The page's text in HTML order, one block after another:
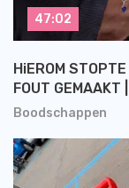
Boodschappen
HiEROM
FOUT
47:02